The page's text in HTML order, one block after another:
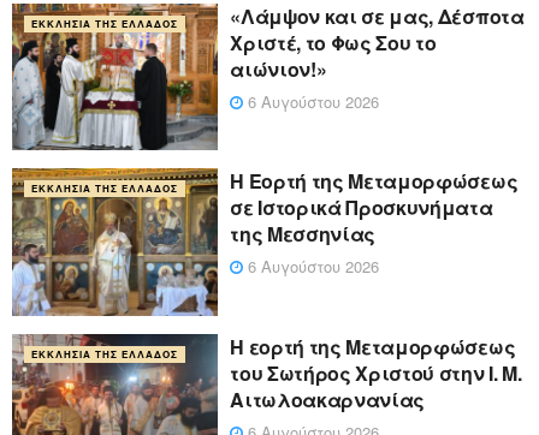
ΕΚΚΛΗΣΊΑ ΤΗΣ ΕΛΛΆΔΟΣ
«Λάμψον και σε μας, Δέσποτα
Χριστέ, το Φως Σου το
αιώνιον!»
6 Αυγούστου 2026
ΕΚΚΛΗΣΊΑ ΤΗΣ ΕΛΛΆΔΟΣ
Η Εορτή της Μεταμορφώσεως
σε Ιστορικά Προσκυνήματα
της Μεσσηνίας
6 Αυγούστου 2026
ΕΚΚΛΗΣΊΑ ΤΗΣ ΕΛΛΆΔΟΣ
Η εορτή της Μεταμορφώσεως
του Σωτήρος Χριστού στην Ι. Μ.
Αιτωλοακαρνανίας